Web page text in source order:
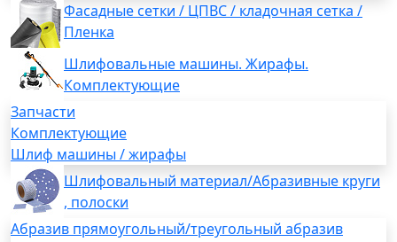
Фасадные сетки / ЦПВС / кладочная сетка /
Пленка
Шлифовальные машины. Жирафы.
Комплектующие
Запчасти
Комплектующие
Шлиф машины / жирафы
Шлифовальный материал/Абразивные круги
, полоски
Абразив прямоугольный/треугольный абразив